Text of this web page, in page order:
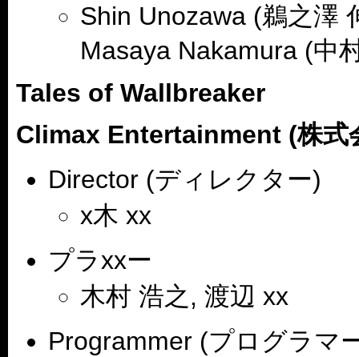
Shin Unozawa (鵜之澤
Masaya Nakamura (中
Tales of Wallbreaker
Climax Entertainment (株式
Director (ディレクター)
x木 xx
プラxxー
木村 浩之, 渡辺 xx
Programmer (プログラマ